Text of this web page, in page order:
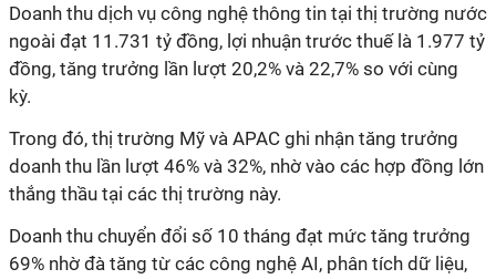
Doanh thu dịch vụ công nghệ thông tin tại thị trường nước
ngoài đạt 11.731 tỷ đồng, lợi nhuận trước thuế là 1.977 tỷ
đồng, tăng trưởng lần lượt 20,2% và 22,7% so với cùng
kỳ.
Trong đó, thị trường Mỹ và APAC ghi nhận tăng trưởng
doanh thu lần lượt 46% và 32%, nhờ vào các hợp đồng lớn
thắng thầu tại các thị trường này.
Doanh thu chuyển đổi số 10 tháng đạt mức tăng trưởng
69% nhờ đà tăng từ các công nghệ AI, phân tích dữ liệu,